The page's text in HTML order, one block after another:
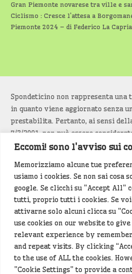
Eccomi! sono l'avviso sui
Memorizziamo alcune tue
usiamo i cookies. Se non sai cosa
google. Se clicchi su "Accept All"
tutti, proprio tutti i cookies. Se voi
attivarne solo alcuni clicca su
use cookies on our website to
relevant experience by
and repeat visits. By clicking
to the use of ALL the cookies.
"Cookie Settings" to provide a
Gran Piemonte novarese tra ville e
Ciclismo : Cresce l’attesa a
Piemonte 2024 – di Federico La Capria
Spondeticino non rappresenta
in quanto viene aggiornato senza
prestabilita. Pertanto, ai sensi
7/3/2001, non può essere
editoriale.
Siamo attenti a non violare
d’immagine. Se un contenuto è di
richiederne la rimozionediccelo
messaggio).
Alcuni articoli sono generati in
l'intelligenza artificiale
provenienti da fonti istituzionali
locale. Prima della pubblicazioni